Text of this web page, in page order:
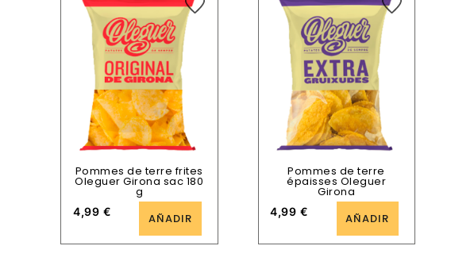
Pommes de terre frites
Oleguer Girona sac 180
g
4,99 € AÑADIR
Pommes de terre
épaisses Oleguer
Girona
4,99 € AÑADIR